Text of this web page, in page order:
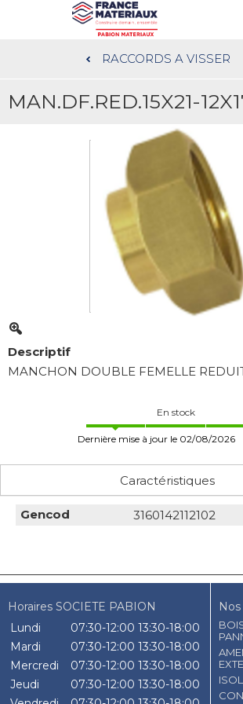
au
contenu
RACCORDS A VISSER
MAN.DF.RED.15X21-
Descriptif
MANCHON DOUBLE FEMELLE REDUIT
En stock
Dernière mise à jour le 02/08/2026
Caractéristiques
Gencod 3160142112102
Horaires SOCIETE PABION
Lundi
07:30-12:00 13:30-18:00
Mardi
07:30-12:00 13:30-18:00
Mercredi
07:30-12:00 13:30-18:00
Jeudi
07:30-12:00 13:30-18:00